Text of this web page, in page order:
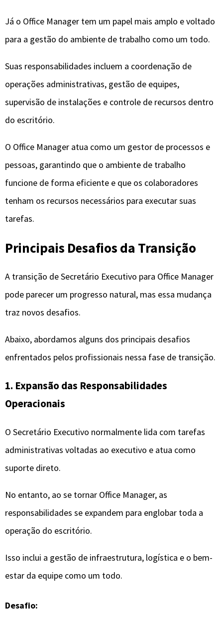
Já o Office Manager tem um papel mais amplo e voltado
para a gestão do ambiente de trabalho como um todo.
Suas responsabilidades incluem a coordenação de
operações administrativas, gestão de equipes,
supervisão de instalações e controle de recursos dentro
do escritório.
O Office Manager atua como um gestor de processos e
pessoas, garantindo que o ambiente de trabalho
funcione de forma eficiente e que os colaboradores
tenham os recursos necessários para executar suas
tarefas.
Principais Desafios da Transição
A transição de Secretário Executivo para Office Manager
pode parecer um progresso natural, mas essa mudança
traz novos desafios.
Abaixo, abordamos alguns dos principais desafios
enfrentados pelos profissionais nessa fase de transição.
1. Expansão das Responsabilidades
Operacionais
O Secretário Executivo normalmente lida com tarefas
administrativas voltadas ao executivo e atua como
suporte direto.
No entanto, ao se tornar Office Manager, as
responsabilidades se expandem para englobar toda a
operação do escritório.
Isso inclui a gestão de infraestrutura, logística e o bem-
estar da equipe como um todo.
Desafio: